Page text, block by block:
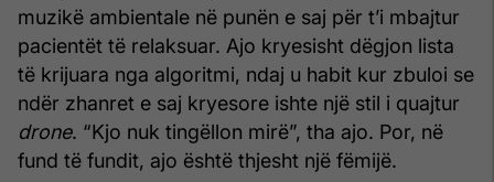
muzikë ambientale në punën e saj për t’i mbajtur
pacientët të relaksuar. Ajo kryesisht dëgjon lista
të krijuara nga algoritmi, ndaj u habit kur zbuloi se
ndër zhanret e saj kryesore ishte një stil i quajtur
drone. “Kjo nuk tingëllon mirë”, tha ajo. Por, në
fund të fundit, ajo është thjesht një fëmijë.